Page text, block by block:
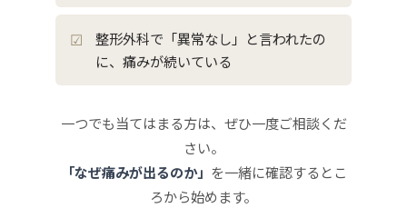
整形外科で「異常なし」と言われたの
に、痛みが続いている
一つでも当てはまる方は、ぜひ一度ご相談くだ
さい。
「なぜ痛みが出るのか」 を一緒に確認するとこ
ろから始めます。